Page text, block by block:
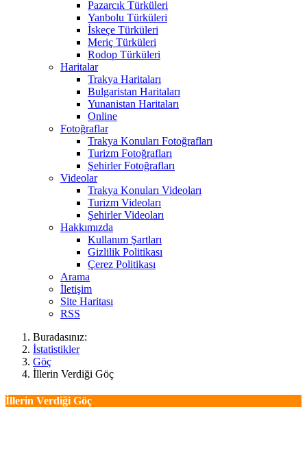
Pazarcık Türküleri
Yanbolu Türküleri
İskeçe Türküleri
Meriç Türküleri
Rodop Türküleri
Haritalar
Trakya Haritaları
Bulgaristan Haritaları
Yunanistan Haritaları
Online
Fotoğraflar
Trakya Konuları Fotoğrafları
Turizm Fotoğrafları
Şehirler Fotoğrafları
Videolar
Trakya Konuları Videoları
Turizm Videoları
Şehirler Videoları
Hakkımızda
Kullanım Şartları
Gizlilik Politikası
Çerez Politikası
Arama
İletişim
Site Haritası
RSS
Buradasınız:
İstatistikler
Göç
İllerin Verdiği Göç
İllerin Verdiği Göç